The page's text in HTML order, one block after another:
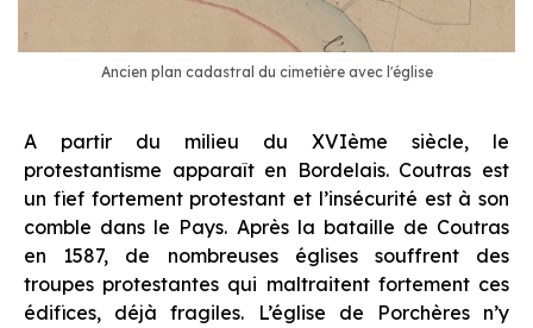
Ancien plan cadastral du cimetière avec l'église
A partir du milieu du XVIème siècle, le
protestantisme apparaît en Bordelais. Coutras est
un fief fortement protestant et l’insécurité est à son
comble dans le Pays. Après la bataille de Coutras
en 1587, de nombreuses églises souffrent des
troupes protestantes qui maltraitent fortement ces
édifices, déjà fragiles. L’église de Porchères n’y